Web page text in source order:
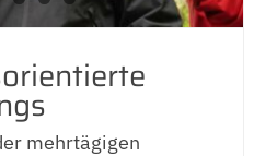
mehrtägigen